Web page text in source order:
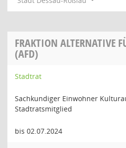
FRAKTION ALTERNATIVE
(AFD)
Stadtrat
Sachkundiger Einwohner
Stadtratsmitglied
bis 02.07.2024